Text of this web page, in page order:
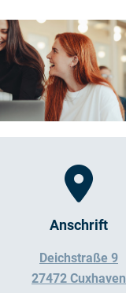
Anschrift
Deichstraße 9
27472 Cuxhaven